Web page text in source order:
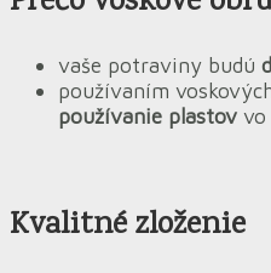
vaše potraviny budú
používaním
používanie plastov vo
Kvalitné zloženie